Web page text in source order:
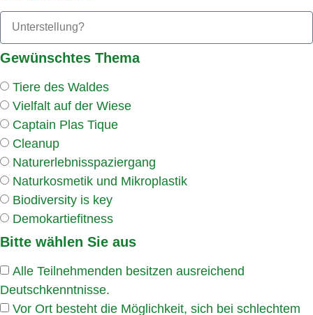
Gewünschtes Thema
Tiere des Waldes
Vielfalt auf der Wiese
Captain Plas Tique
Cleanup
Naturerlebnisspaziergang
Naturkosmetik und Mikroplastik
Biodiversity is key
Demokartiefitness
Bitte wählen Sie aus
Alle Teilnehmenden besitzen ausreichend
Deutschkenntnisse.
Vor Ort besteht die Möglichkeit, sich bei schlechtem